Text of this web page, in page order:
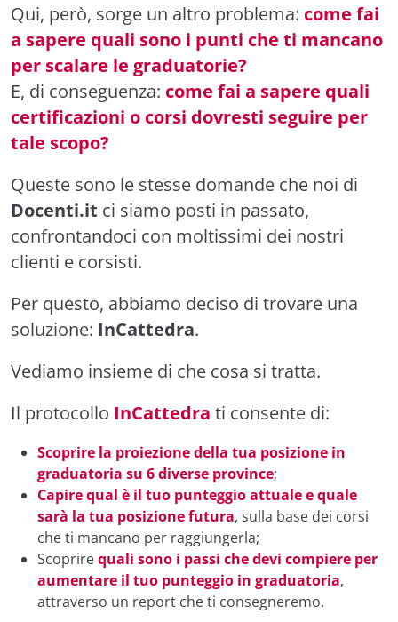
Qui, però, sorge un altro problema: come fai
a sapere quali sono i punti che ti mancano
per scalare le graduatorie?
E, di conseguenza: come fai a sapere quali
certificazioni o corsi dovresti seguire per
tale scopo?
Queste sono le stesse domande che noi di
Docenti.it ci siamo posti in passato,
confrontandoci con moltissimi dei nostri
clienti e corsisti.
Per questo, abbiamo deciso di trovare una
soluzione: InCattedra.
Vediamo insieme di che cosa si tratta.
Il protocollo InCattedra ti consente di:
Scoprire la proiezione della tua posizione in
graduatoria su 6 diverse province;
Capire qual è il tuo punteggio attuale e quale
sarà la tua posizione futura, sulla base dei corsi
che ti mancano per raggiungerla;
Scoprirequali sono i passi che devi compiere per
aumentare il tuo punteggio in graduatoria,
attraverso un report che ti consegneremo.